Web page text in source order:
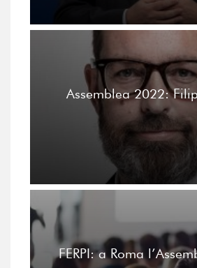
Assemblea 2022:
FERPI: a Roma